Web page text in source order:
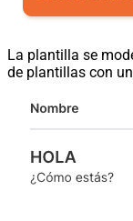
La plantilla se
de plantillas con